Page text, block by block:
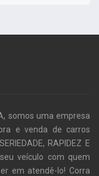
somos uma empresa
e venda de carros
RAPIDEZ E
veículo com quem
em atendê-lo! Corra